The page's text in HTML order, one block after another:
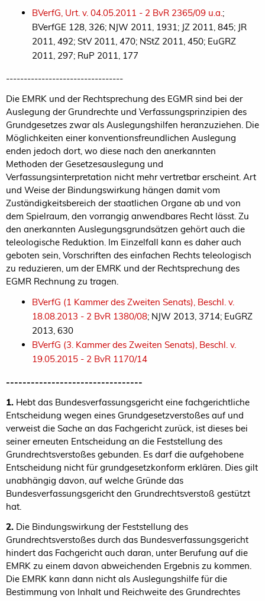
BVerfG, Urt. v. 04.05.2011 - 2 BvR 2365/09 u.a.;
BVerfGE 128, 326; NJW 2011, 1931; JZ 2011, 845; JR
2011, 492; StV 2011, 470; NStZ 2011, 450; EuGRZ
2011, 297; RuP 2011, 177
---------------------------------
Die EMRK und der Rechtsprechung des EGMR sind bei der
Auslegung der Grundrechte und Verfassungsprinzipien des
Grundgesetzes zwar als Auslegungshilfen heranzuziehen. Die
Möglichkeiten einer konventionsfreundlichen Auslegung
enden jedoch dort, wo diese nach den anerkannten
Methoden der Gesetzesauslegung und
Verfassungsinterpretation nicht mehr vertretbar erscheint. Art
und Weise der Bindungswirkung hängen damit vom
Zuständigkeitsbereich der staatlichen Organe ab und von
dem Spielraum, den vorrangig anwendbares Recht lässt. Zu
den anerkannten Auslegungsgrundsätzen gehört auch die
teleologische Reduktion. Im Einzelfall kann es daher auch
geboten sein, Vorschriften des einfachen Rechts teleologisch
zu reduzieren, um der EMRK und der Rechtsprechung des
EGMR Rechnung zu tragen.
BVerfG (1 Kammer des Zweiten Senats), Beschl. v.
18.08.2013 - 2 BvR 1380/08; NJW 2013, 3714; EuGRZ
2013, 630
BVerfG (3. Kammer des Zweiten Senats), Beschl. v.
19.05.2015 - 2 BvR 1170/14
---------------------------------
1. Hebt das Bundesverfassungsgericht eine fachgerichtliche
Entscheidung wegen eines Grundgesetzverstoßes auf und
verweist die Sache an das Fachgericht zurück, ist dieses bei
seiner erneuten Entscheidung an die Feststellung des
Grundrechtsverstoßes gebunden. Es darf die aufgehobene
Entscheidung nicht für grundgesetzkonform erklären. Dies gilt
unabhängig davon, auf welche Gründe das
Bundesverfassungsgericht den Grundrechtsverstoß gestützt
hat.
2. Die Bindungswirkung der Feststellung des
Grundrechtsverstoßes durch das Bundesverfassungsgericht
hindert das Fachgericht auch daran, unter Berufung auf die
EMRK zu einem davon abweichenden Ergebnis zu kommen.
Die EMRK kann dann nicht als Auslegungshilfe für die
Bestimmung von Inhalt und Reichweite des Grundrechtes